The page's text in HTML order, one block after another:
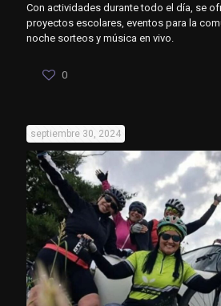
Con actividades durante todo el día, se
proyectos escolares, eventos para la
noche sorteos y música en vivo.
0
septiembre 30, 2024